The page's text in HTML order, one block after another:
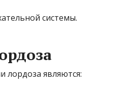
системы.
являются: